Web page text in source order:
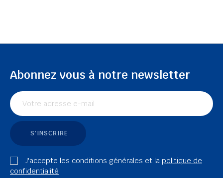
Abonnez vous à notre newsletter
S'INSCRIRE
J'accepte les conditions générales et la politique de
confidentialité